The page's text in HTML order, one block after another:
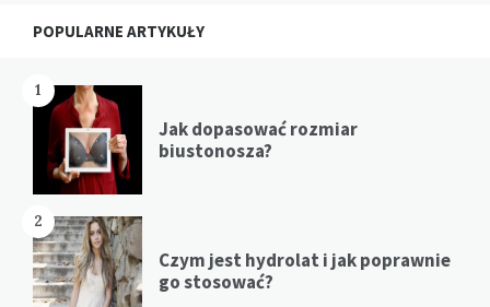
Widgets
POPULARNE ARTYKUŁY
1
Jak dopasować rozmiar
biustonosza?
2
Czym jest hydrolat i jak poprawnie
go stosować?